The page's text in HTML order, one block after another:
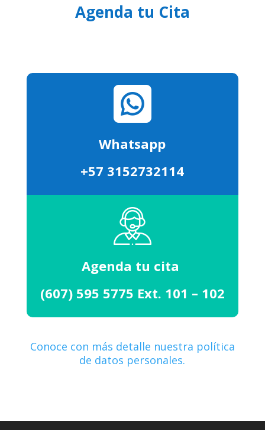
Agenda tu Cita
Whatsapp
+57 3152732114
Agenda tu cita
(607) 595 5775 Ext. 101 – 102
Conoce con más detalle nuestra política
de datos personales.